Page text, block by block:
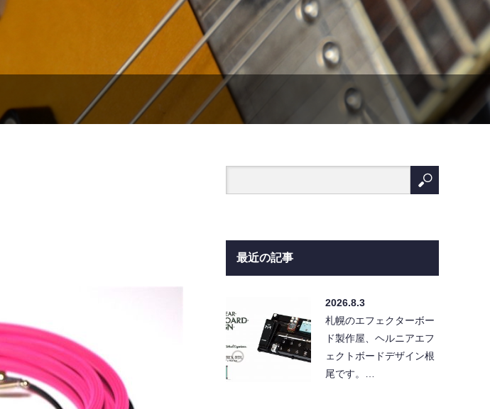
最近の記事
2026.8.3
札幌のエフェクターボー
ド製作屋、ヘルニアエフ
ェクトボードデザイン根
尾です。…